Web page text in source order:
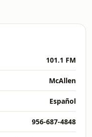
101.1 FM
McAllen
Español
956-687-4848